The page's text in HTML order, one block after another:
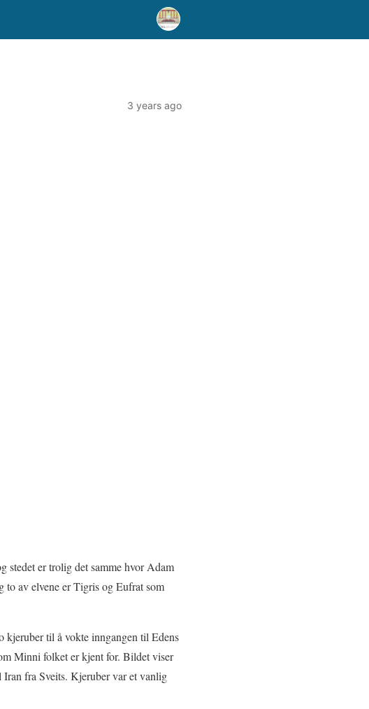
3 years ago
stedet er trolig det samme hvor Adam
av elvene er Tigris og Eufrat som
kjeruber til å vokte inngangen til Edens
Minni folket er kjent for. Bildet viser
fra Sveits. Kjeruber var et vanlig